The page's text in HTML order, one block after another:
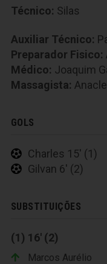
Técnico: Silas
Auxiliar Técnico:
Preparador Fisico:
Médico: Joaquim
Massagista:
GOLS
Charles 15' (1)
Gilvan 6' (2)
SUBSTITUIÇÕES
(1) 16' (2)
Marcos Aurélio